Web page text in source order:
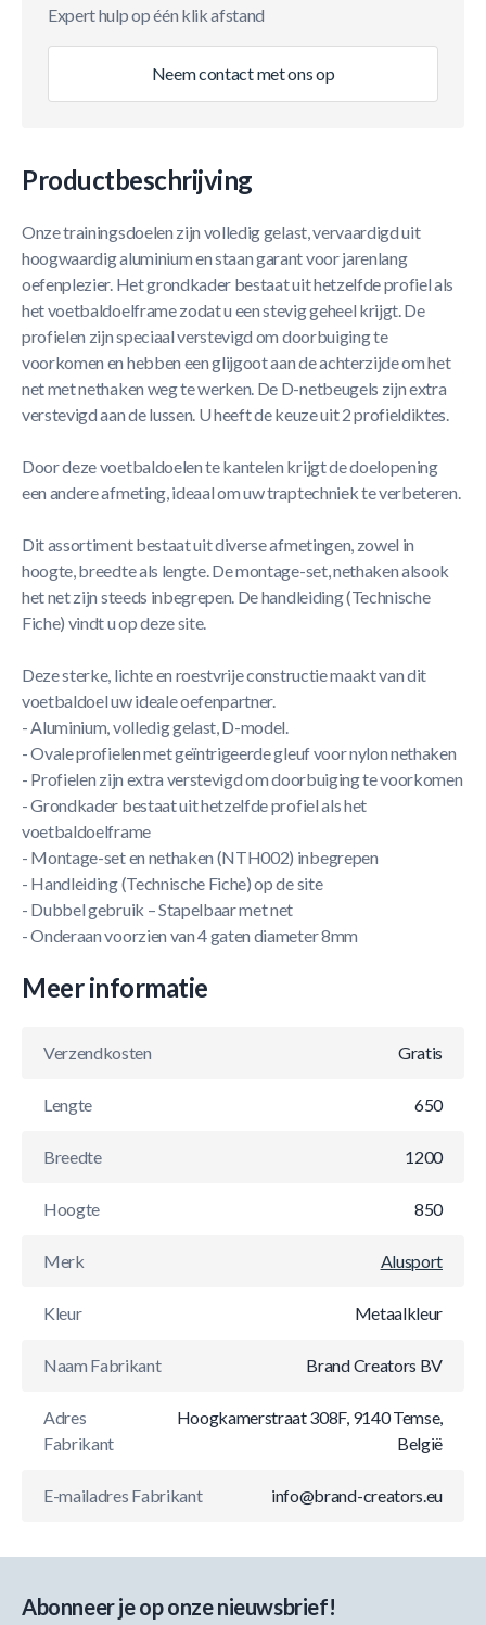
Expert hulp op één klik afstand
Neem contact met ons op
Productbeschrijving
Onze trainingsdoelen zijn volledig gelast, vervaardigd uit
hoogwaardig aluminium en staan garant voor jarenlang
oefenplezier. Het grondkader bestaat uit hetzelfde profiel als
het voetbaldoelframe zodat u een stevig geheel krijgt. De
profielen zijn speciaal verstevigd om doorbuiging te
voorkomen en hebben een glijgoot aan de achterzijde om het
net met nethaken weg te werken. De D-netbeugels zijn extra
verstevigd aan de lussen. U heeft de keuze uit 2 profieldiktes.
Door deze voetbaldoelen te kantelen krijgt de doelopening
een andere afmeting, ideaal om uw traptechniek te verbeteren.
Dit assortiment bestaat uit diverse afmetingen, zowel in
hoogte, breedte als lengte. De montage-set, nethaken alsook
het net zijn steeds inbegrepen. De handleiding (Technische
Fiche) vindt u op deze site.
Deze sterke, lichte en roestvrije constructie maakt van dit
voetbaldoel uw ideale oefenpartner.
- Aluminium, volledig gelast, D-model.
- Ovale profielen met geïntrigeerde gleuf voor nylon nethaken
- Profielen zijn extra verstevigd om doorbuiging te voorkomen
- Grondkader bestaat uit hetzelfde profiel als het
voetbaldoelframe
- Montage-set en nethaken (NTH002) inbegrepen
- Handleiding (Technische Fiche) op de site
- Dubbel gebruik – Stapelbaar met net
- Onderaan voorzien van 4 gaten diameter 8mm
Meer informatie
Verzendkosten Gratis
Lengte 650
Breedte 1200
Hoogte 850
Merk Alusport
Kleur Metaalkleur
Naam Fabrikant Brand Creators BV
Adres
Fabrikant
Hoogkamerstraat 308F, 9140 Temse,
België
E-mailadres Fabrikant info@brand-creators.eu
Abonneer je op onze nieuwsbrief!